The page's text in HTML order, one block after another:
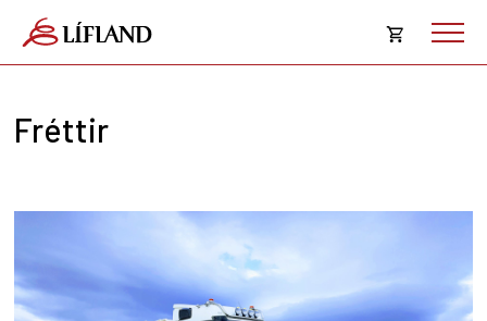
Opna
Karfan þín
Karfan er tóm.
Fréttir